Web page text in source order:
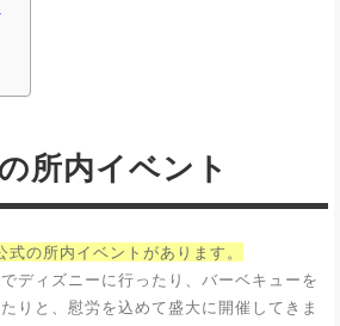
所内イベント
の所内イベントがあります。
ディズニーに行ったり、バーベキューを
りと、慰労を込めて盛大に開催してきま